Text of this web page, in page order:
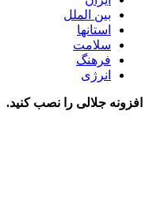
بین الملل
استانها
سلامت
فرهنگ
انرژی
افزونه جلالی را نصب کنید.